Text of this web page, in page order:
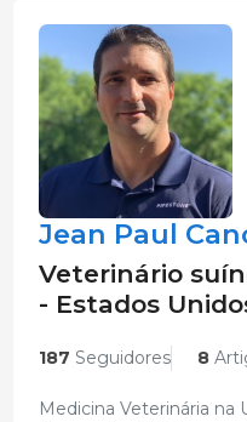
Jean Paul
Veterinário
- Estados
187 Seguidores 8
Medicina Veterinária na